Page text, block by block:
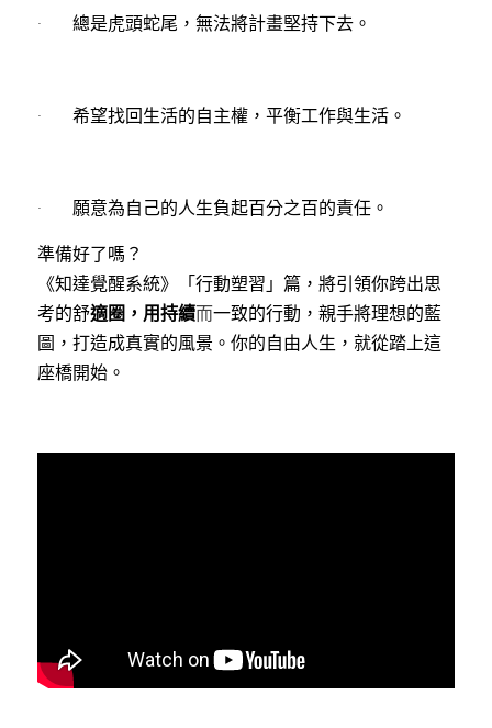
·       總是虎頭蛇尾，無法將計畫堅持下去。
·       希望找回生活的自主權，平衡工作與生活。
·       願意為自己的人生負起百分之百的責任。
準備好了嗎？
《知達覺醒系統》「行動塑習」篇，將引領你跨出思
考的舒適圈，用持續而一致的行動，親手將理想的藍
圖，打造成真實的風景。你的自由人生，就從踏上這
座橋開始。